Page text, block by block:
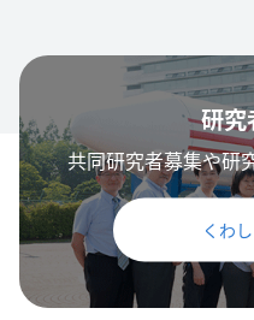
研究
共同研究者募集や研
くわ